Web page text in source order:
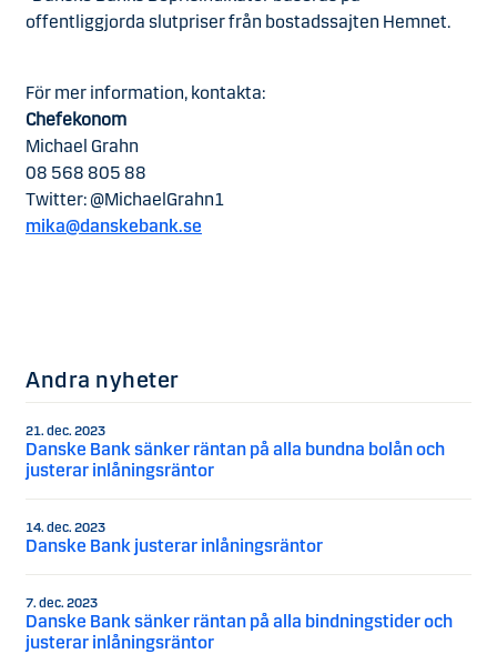
offentliggjorda slutpriser från bostadssajten Hemnet.
För mer information, kontakta:
Chefekonom
Michael Grahn
08 568 805 88
Twitter: @MichaelGrahn1
mika@danskebank.se
Andra nyheter
21. dec. 2023
Danske Bank sänker räntan på alla bundna bolån och
justerar inlåningsräntor
14. dec. 2023
Danske Bank justerar inlåningsräntor
7. dec. 2023
Danske Bank sänker räntan på alla bindningstider och
justerar inlåningsräntor